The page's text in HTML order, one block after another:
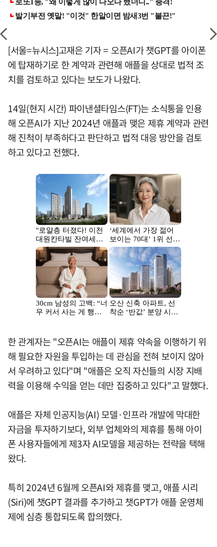
[서울=뉴시스]고재은 기자 = 오픈AI가 챗GPT를 아이폰
에 탑재하기로 한 계약과 관련해 애플을 상대로 법적 조
치를 검토하고 있다는 보도가 나왔다.
14일(현지 시간) 파이낸셜타임스(FT)는 소식통을 인용
해 오픈AI가 지난 2024년 애플과 맺은 제휴 계약과 관련
해 진척이 부족하다고 판단하고 법적 대응 방안을 검토
하고 있다고 전했다.
한 관계자는 "오픈AI는 애플이 제휴 약속을 이행하기 위
해 필요한 자원을 투입하는 데 관심을 전혀 보이지 않아
서 우려하고 있다"며 "애플은 오직 자신들의 시장 지배
력을 이용해 수익을 얻는 데만 집중하고 있다"고 말했다.
애플은 자체 인공지능(AI) 모델·인프라 개발에 막대한
자금을 투자하기보다, 외부 업체와의 제휴를 통해 아이
폰 사용자들에게 제3자 AI모델을 제공하는 전략을 택해
왔다.
특히 2024년 6월께 오픈AI와 제휴를 맺고, 애플 시리
(Siri)에 챗GPT 결과를 추가하고 챗GPT가 애플 운영체
제에 심층 통합되도록 합의했다.